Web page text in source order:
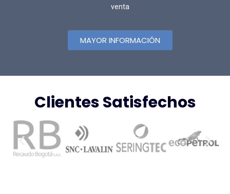
venta
MAYOR INFORMACIÓN
Clientes Satisfechos